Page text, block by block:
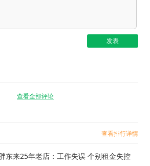
查看全部评论
查看排行详情
东来25年老店：工作失误 个别租金失控